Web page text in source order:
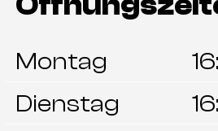
Montag
Dienstag